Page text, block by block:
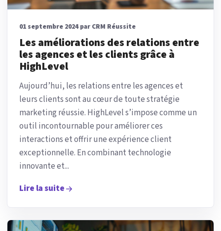
01 septembre 2024 par CRM Réussite
Les améliorations des relations entre
les agences et les clients grâce à
HighLevel
Aujourd’hui, les relations entre les agences et
leurs clients sont au cœur de toute stratégie
marketing réussie. HighLevel s’impose comme un
outil incontournable pour améliorer ces
interactions et offrir une expérience client
exceptionnelle. En combinant technologie
innovante et...
Lire la suite